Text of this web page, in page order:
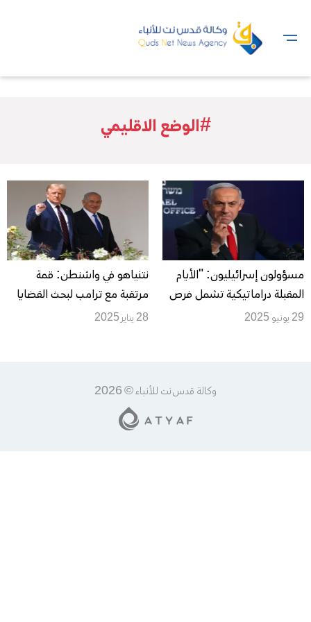
#الوضع الاقليمي
مسؤولون إسرائيليون: "الأيام
المقبلة دراماتيكية تشمل فرص
لمرّة واحدة"
29 يونيو 2025
نتنياهو في واشنطن: قمة
مرتقبة مع ترامب لبحث القضايا
الإقليمية
28 يناير 2025
وكالة قدس نت للأنباء © 2026